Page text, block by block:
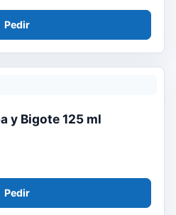
Pedir
y Bigote 125 ml
Pedir